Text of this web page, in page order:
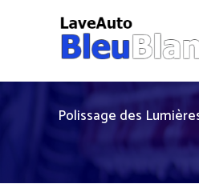
Polissage des